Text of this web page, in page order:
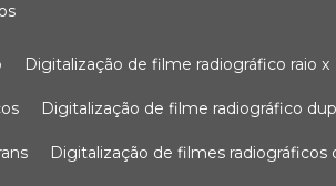
digitalização de filme radiográfico raio x
digitalização de filme radiográfico
digitalização de filmes radiográficos